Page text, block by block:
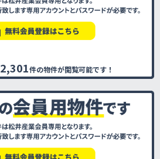
2,301件の物件が閲覧可能です！